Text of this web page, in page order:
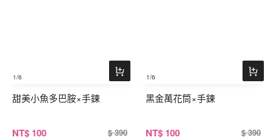
1/6
甜美小魚多巴胺×手鍊
NT$ 100 $ 390
1/6
黑金萬花筒×手鍊
NT$ 100 $ 390